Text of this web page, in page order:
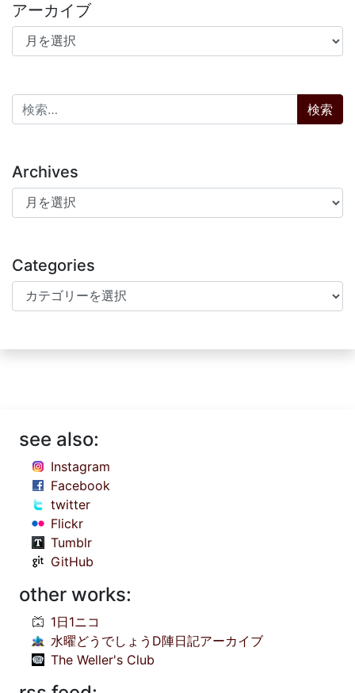
アーカイブ
アーカイブ
検索:
Archives
Archives
Categories
Categories
see also:
Instagram
Facebook
twitter
Flickr
Tumblr
GitHub
other works:
1日1ニコ
水曜どうでしょうD陣日記アーカイブ
The Weller's Club